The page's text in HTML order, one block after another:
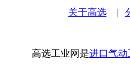
关于高选|
高选工业网是进口气动